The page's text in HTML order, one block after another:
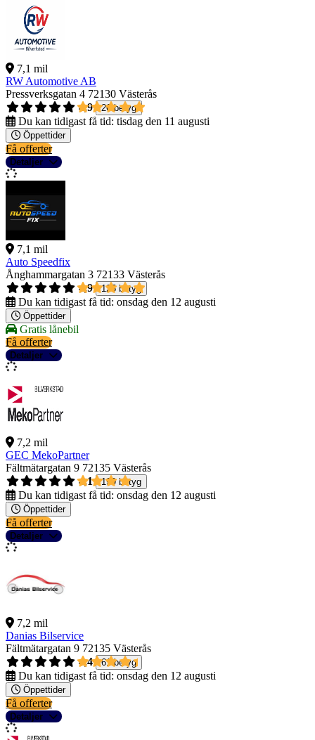
7,1 mil
RW Automotive AB
Pressverksgatan 4 72130 Västerås
4,9
26 betyg
Du kan tidigast få tid: tisdag den 11 augusti
Öppettider
Få offerter
Detaljer
7,1 mil
Auto Speedfix
Ånghammargatan 3 72133 Västerås
4,9
125 betyg
Du kan tidigast få tid: onsdag den 12 augusti
Öppettider
Gratis lånebil
Få offerter
Detaljer
7,2 mil
GEC MekoPartner
Fältmätargatan 9 72135 Västerås
4,1
199 betyg
Du kan tidigast få tid: onsdag den 12 augusti
Öppettider
Få offerter
Detaljer
7,2 mil
Danias Bilservice
Fältmätargatan 9 72135 Västerås
4,4
61 betyg
Du kan tidigast få tid: onsdag den 12 augusti
Öppettider
Få offerter
Detaljer